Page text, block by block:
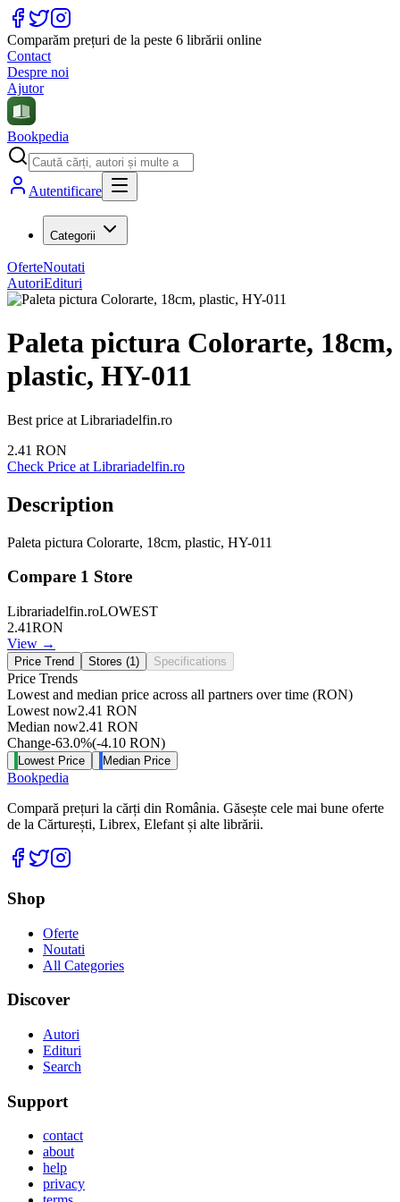
Comparăm prețuri de la peste 6 librării online
Contact
Despre noi
Ajutor
Bookpedia
Autentificare
Categorii
OferteNoutati
AutoriEdituri
Paleta pictura Colorarte, 18cm,
plastic, HY-011
Best price at Librariadelfin.ro
2.41 RON
Check Price at Librariadelfin.ro
Description
Paleta pictura Colorarte, 18cm, plastic, HY-011
Compare 1 Store
Librariadelfin.roLOWEST
2.41RON
View →
Price Trend Stores (1) Specifications
Price Trends
Lowest and median price across all partners over time (RON)
Lowest now2.41 RON
Median now2.41 RON
Change-63.0%(-4.10 RON)
Lowest Price Median Price
Bookpedia
Compară prețuri la cărți din România. Găsește cele mai bune oferte
de la Cărturești, Librex, Elefant și alte librării.
Facebook
Twitter
Shop
Oferte
Noutati
All Categories
Discover
Autori
Edituri
Search
Support
contact
about
help
privacy